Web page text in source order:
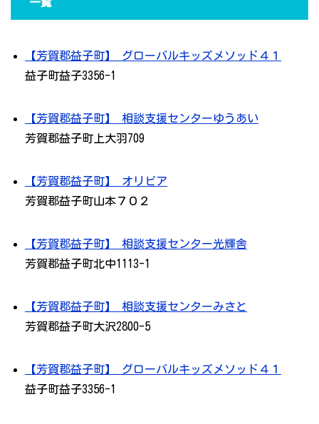
一覧
【芳賀郡益子町】 グローバルキッズメソッド４１
益子町益子3356-1
【芳賀郡益子町】 相談支援センターゆうあい
芳賀郡益子町上大羽709
【芳賀郡益子町】 オリビア
芳賀郡益子町山本７０２
【芳賀郡益子町】 相談支援センター光輝舎
芳賀郡益子町北中1113-1
【芳賀郡益子町】 相談支援センターみさと
芳賀郡益子町大沢2800-5
【芳賀郡益子町】 グローバルキッズメソッド４１
益子町益子3356-1